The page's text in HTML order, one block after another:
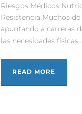
Riesgos Médicos
Resistencia Muchos
apuntando a carreras
las necesidades físicas...
READ MORE